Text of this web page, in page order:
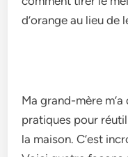
d’orange au lieu de
Ma grand-mère
pratiques pour
la maison. C’est